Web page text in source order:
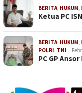
BERITA, HUKUM,
Ketua PC
BERITA, HUKUM,
POLRI, TNI
PC GP